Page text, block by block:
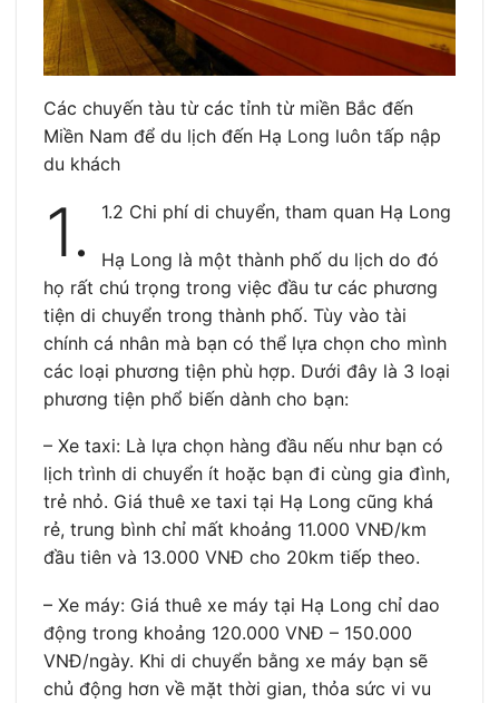
Các chuyến tàu từ các tỉnh từ miền Bắc đến
Miền Nam để du lịch đến Hạ Long luôn tấp nập
du khách
1. 1.2 Chi phí di chuyển, tham quan Hạ Long
Hạ Long là một thành phố du lịch do đó
họ rất chú trọng trong việc đầu tư các phương
tiện di chuyển trong thành phố. Tùy vào tài
chính cá nhân mà bạn có thể lựa chọn cho mình
các loại phương tiện phù hợp. Dưới đây là 3 loại
phương tiện phổ biến dành cho bạn:
– Xe taxi: Là lựa chọn hàng đầu nếu như bạn có
lịch trình di chuyển ít hoặc bạn đi cùng gia đình,
trẻ nhỏ. Giá thuê xe taxi tại Hạ Long cũng khá
rẻ, trung bình chỉ mất khoảng 11.000 VNĐ/km
đầu tiên và 13.000 VNĐ cho 20km tiếp theo.
– Xe máy: Giá thuê xe máy tại Hạ Long chỉ dao
động trong khoảng 120.000 VNĐ – 150.000
VNĐ/ngày. Khi di chuyển bằng xe máy bạn sẽ
chủ động hơn về mặt thời gian, thỏa sức vi vu